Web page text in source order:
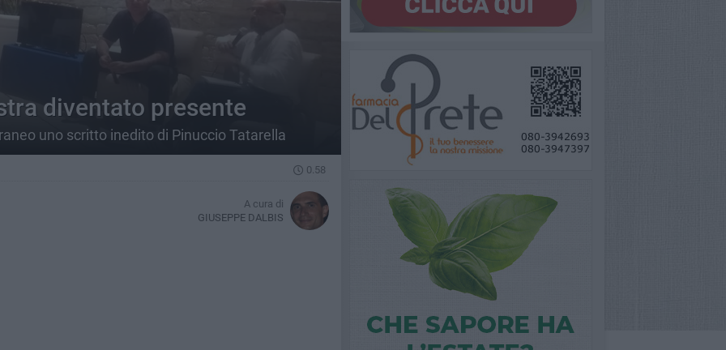
diventato presente
uno scritto inedito di Pinuccio Tatarella
0.58
A cura di
GIUSEPPE DALBIS